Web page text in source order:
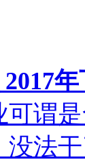
2017
可谓
没法